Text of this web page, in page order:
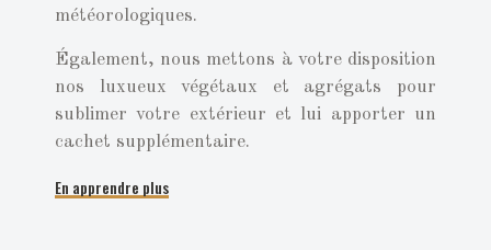
météorologiques.
Également, nous mettons à votre disposition
nos luxueux végétaux et agrégats pour
sublimer votre extérieur et lui apporter un
cachet supplémentaire.
En apprendre plus